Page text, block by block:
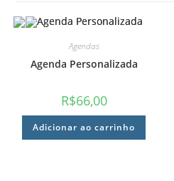
Agendas
Agenda Personalizada
R$66,00
Adicionar ao carrinho